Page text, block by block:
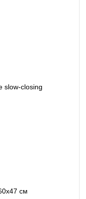
slow-closing
см